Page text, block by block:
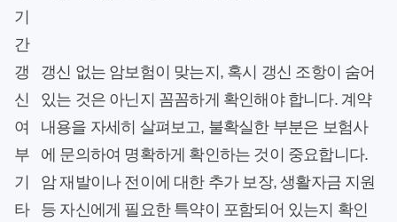
기
간
갱
신
여
부
갱신 없는 암보험이 맞는지, 혹시 갱신 조항이 숨어
있는 것은 아닌지 꼼꼼하게 확인해야 합니다. 계약
내용을 자세히 살펴보고, 불확실한 부분은 보험사
에 문의하여 명확하게 확인하는 것이 중요합니다.
기
타
암 재발이나 전이에 대한 추가 보장, 생활자금 지원
등 자신에게 필요한 특약이 포함되어 있는지 확인